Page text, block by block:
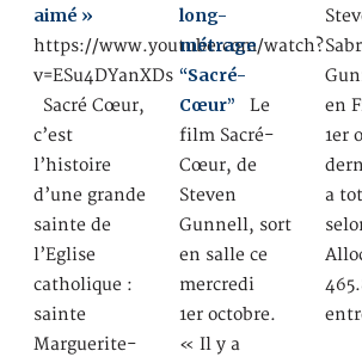
aimé »
https://www.youtube.com/watch?
v=ESu4DYanXDs
Sacré Cœur,
c’est
l’histoire
d’une grande
sainte de
l’Eglise
catholique :
sainte
Marguerite-
long-
métrage
“Sacré-
Cœur” Le
film Sacré-
Cœur, de
Steven
Gunnell, sort
en salle ce
mercredi
1er octobre.
« Il y a
en
1er
a